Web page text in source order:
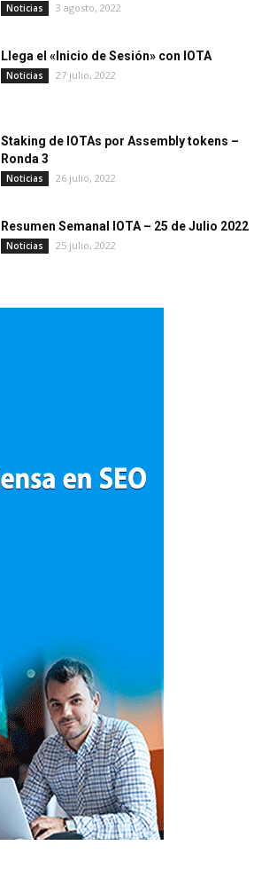
Noticias 3 agosto, 2022
Llega el «Inicio de Sesión» con IOTA
Noticias 27 julio, 2022
Staking de IOTAs por Assembly tokens –
Ronda 3
Noticias 26 julio, 2022
Resumen Semanal IOTA – 25 de Julio 2022
Noticias 25 julio, 2022